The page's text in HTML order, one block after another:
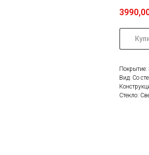
Покрытие:
Вид: Со
Стекло: